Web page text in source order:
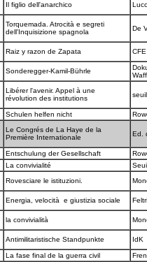
Il figlio dell'anarchico
Torquemada. Atrocità e segreti
dell'Inquisizione spagnola
De
Raiz y razon de Zapata
Sonderegger-Kamil-Bührle
Libérer l'avenir. Appel à une
révolution des institutions
Schulen helfen nicht
Le Congrés de La Haye de la
Première Internationale
Ed.
Entschulung der Gesellschaft
La convivialité
Rovesciare le istituzioni.
Energia, velocità e giustizia sociale
la convivialità
Antimilitaristische Standpunkte IdK
La fase final de la guerra civil